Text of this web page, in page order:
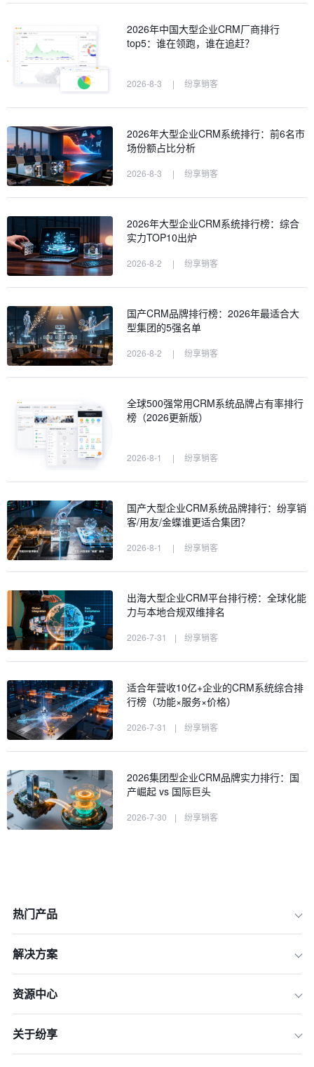
行榜深度解析
2026年中国大型企业CRM厂商排行
top5：谁在领跑，谁在追赶？
2026-8-3 | 纷享销客
2026年大型企业CRM系统排行：前6名市
场份额占比分析
2026-8-3 | 纷享销客
2026年大型企业CRM系统排行榜：综合
实力TOP10出炉
2026-8-2 | 纷享销客
国产CRM品牌排行榜：2026年最适合大
型集团的5强名单
2026-8-2 | 纷享销客
全球500强常用CRM系统品牌占有率排行
榜（2026更新版）
2026-8-1 | 纷享销客
国产大型企业CRM系统品牌排行：纷享销
客/用友/金蝶谁更适合集团？
2026-8-1 | 纷享销客
出海大型企业CRM平台排行榜：全球化能
力与本地合规双维排名
2026-7-31 | 纷享销客
适合年营收10亿+企业的CRM系统综合排
行榜（功能×服务×价格）
2026-7-31 | 纷享销客
2026集团型企业CRM品牌实力排行：国
产崛起 vs 国际巨头
2026-7-30 | 纷享销客
热门产品
解决方案
资源中心
关于纷享